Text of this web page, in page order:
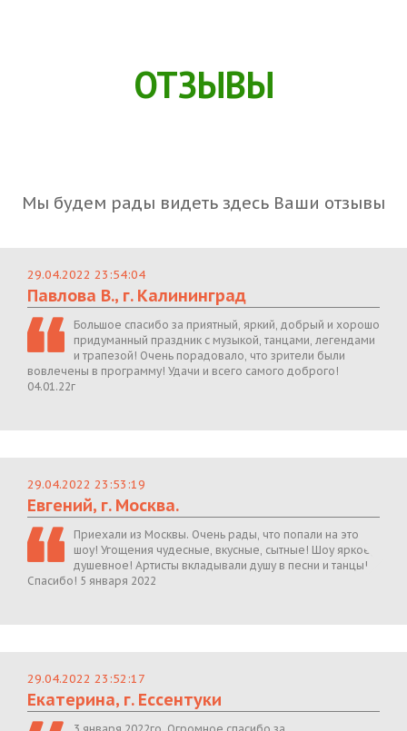
ОТЗЫВЫ
Мы будем рады видеть здесь Ваши отзывы
29.04.2022 23:54:04
Павлова В., г. Калининград
Большое спасибо за приятный, яркий, добрый и хорошо
придуманный праздник с музыкой, танцами, легендами
и трапезой! Очень порадовало, что зрители были
вовлечены в программу! Удачи и всего самого доброго!
04.01.22г
29.04.2022 23:53:19
Евгений, г. Москва.
Приехали из Москвы. Очень рады, что попали на это
шоу! Угощения чудесные, вкусные, сытные! Шоу яркое,
душевное! Артисты вкладывали душу в песни и танцы!
Спасибо! 5 января 2022
29.04.2022 23:52:17
Екатерина, г. Ессентуки